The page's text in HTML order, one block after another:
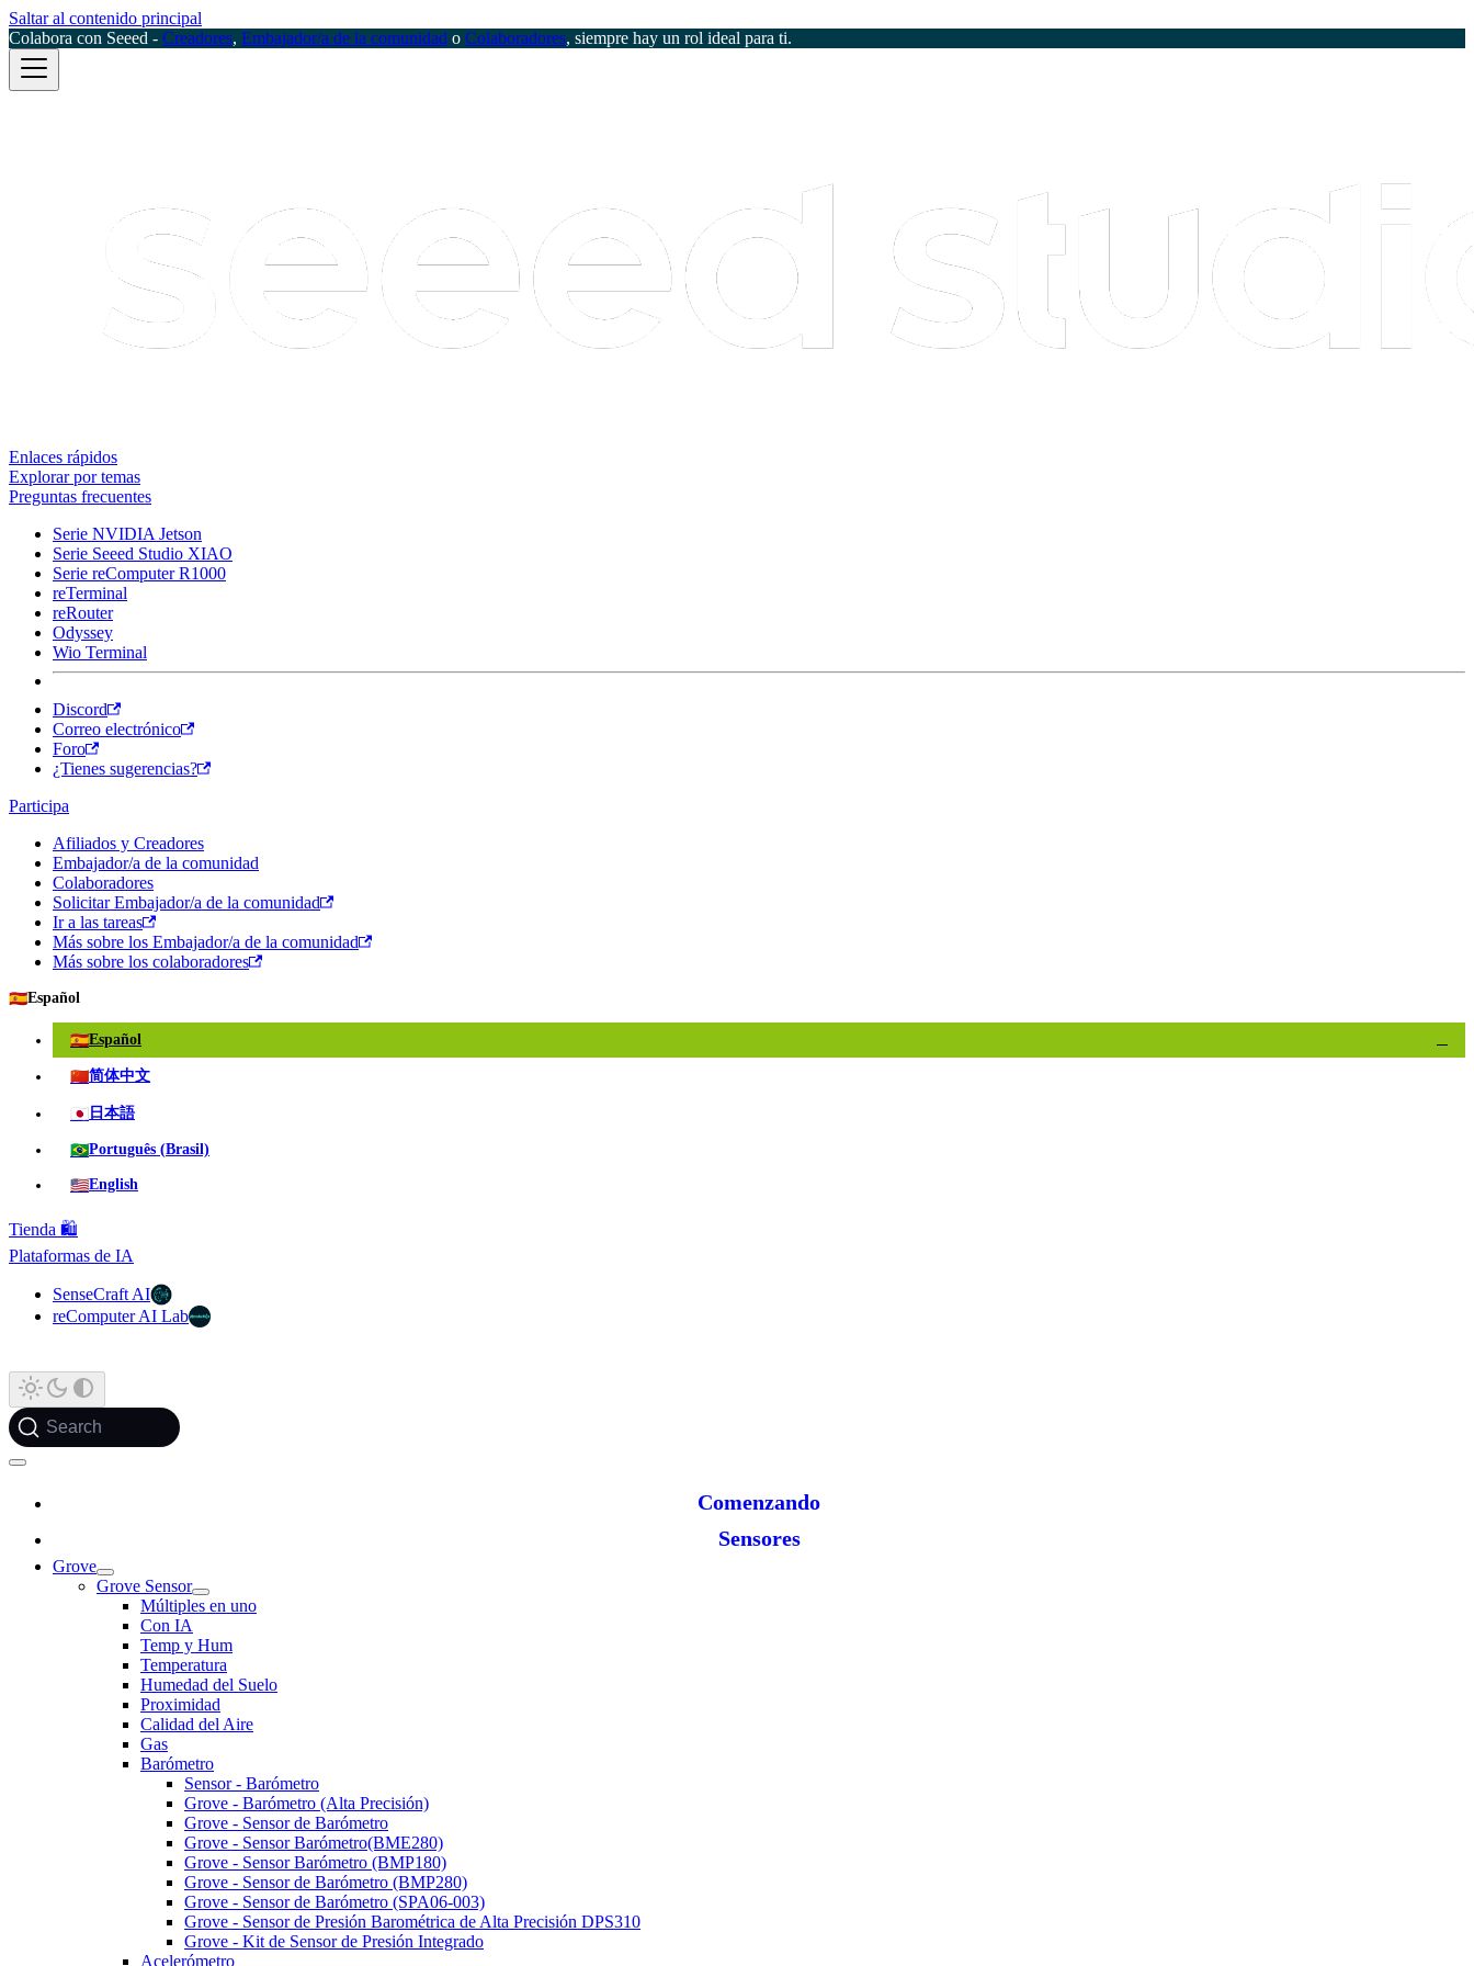
Saltar al contenido principal
Colabora con Seeed - Creadores, Embajador/a de la comunidad o Colaboradores, siempre hay un rol ideal para ti.
Enlaces rápidos
Explorar por temas
Preguntas frecuentes
Serie NVIDIA Jetson
Serie Seeed Studio XIAO
Serie reComputer R1000
reTerminal
reRouter
Odyssey
Wio Terminal
Discord
Correo electrónico
Foro
¿Tienes sugerencias?
Participa
Afiliados y Creadores
Embajador/a de la comunidad
Colaboradores
Solicitar Embajador/a de la comunidad
Ir a las tareas
Más sobre los Embajador/a de la comunidad
Más sobre los colaboradores
🇪🇸Español
🇪🇸Español
🇨🇳简体中文
🇯🇵 日本語
🇧🇷Português (Brasil)
🇺🇸English
Tienda 🛍️
Plataformas de IA
SenseCraft AI
reComputer AI Lab
Search
Comenzando
Sensores
Grove
Grove Sensor
Múltiples en uno
Con IA
Temp y Hum
Temperatura
Humedad del Suelo
Proximidad
Calidad del Aire
Gas
Barómetro
Sensor - Barómetro
Grove - Barómetro (Alta Precisión)
Grove - Sensor de Barómetro
Grove - Sensor Barómetro(BME280)
Grove - Sensor Barómetro (BMP180)
Grove - Sensor de Barómetro (BMP280)
Grove - Sensor de Barómetro (SPA06-003)
Grove - Sensor de Presión Barométrica de Alta Precisión DPS310
Grove - Kit de Sensor de Presión Integrado
Acelerómetro